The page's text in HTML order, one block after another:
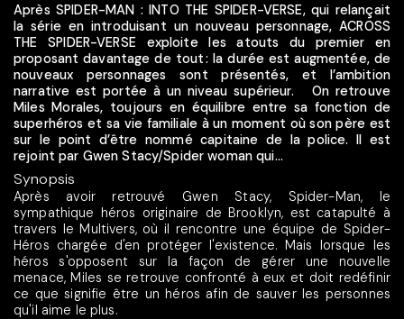
Après SPIDER-MAN : INTO THE SPIDER-VERSE, qui relançait
la série en introduisant un nouveau personnage, ACROSS
THE SPIDER-VERSE exploite les atouts du premier en
proposant davantage de tout : la durée est augmentée, de
nouveaux personnages sont présentés, et l’ambition
narrative est portée à un niveau supérieur. On retrouve
Miles Morales, toujours en équilibre entre sa fonction de
superhéros et sa vie familiale à un moment où son père est
sur le point d’être nommé capitaine de la police. Il est
rejoint par Gwen Stacy/Spider woman qui...
Synopsis
Après avoir retrouvé Gwen Stacy, Spider-Man, le
sympathique héros originaire de Brooklyn, est catapulté à
travers le Multivers, où il rencontre une équipe de Spider-
Héros chargée d'en protéger l'existence. Mais lorsque les
héros s'opposent sur la façon de gérer une nouvelle
menace, Miles se retrouve confronté à eux et doit redéfinir
ce que signifie être un héros afin de sauver les personnes
qu'il aime le plus.